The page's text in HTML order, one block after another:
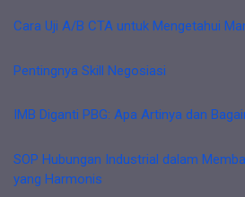
Cara Uji A/B CTA untuk Mengetahui
Pentingnya Skill Negosiasi
IMB Diganti PBG: Apa Artinya dan
SOP Hubungan Industrial dalam
yang Harmonis